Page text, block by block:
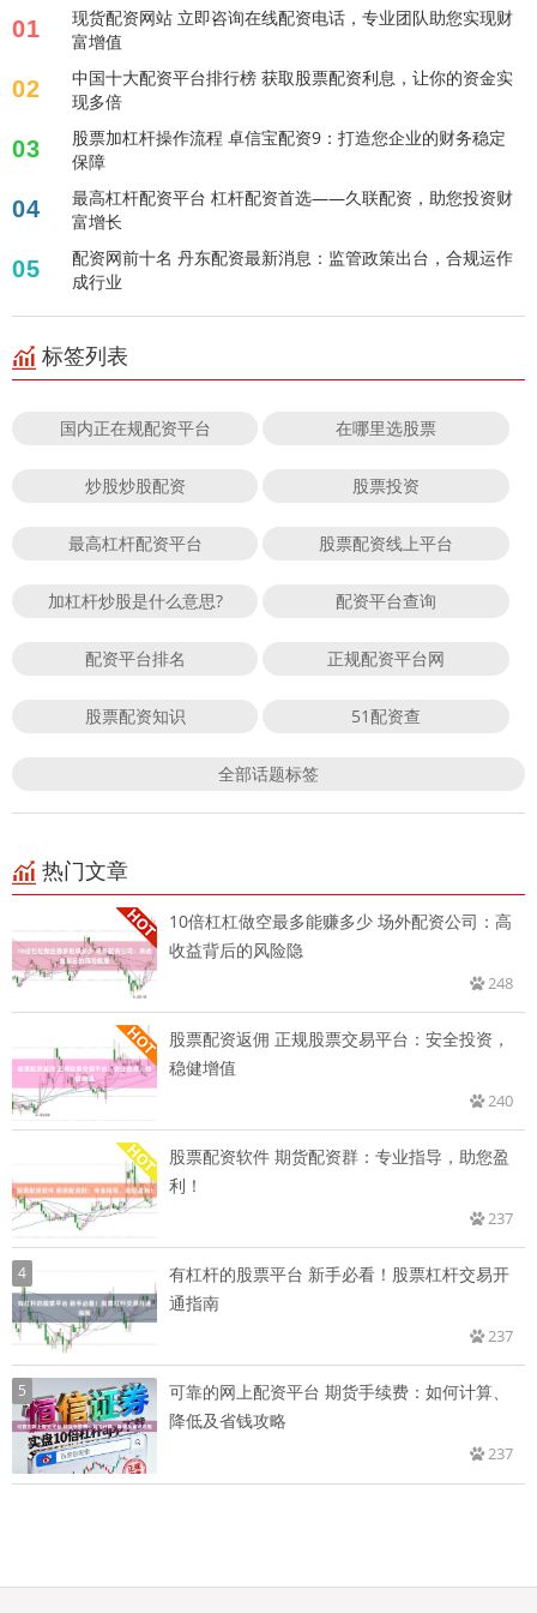
01
现货配资网站 立即咨询在线配资电话，专业团队助您实现财
富增值
02
中国十大配资平台排行榜 获取股票配资利息，让你的资金实
现多倍
03
股票加杠杆操作流程 卓信宝配资9：打造您企业的财务稳定
保障
04
最高杠杆配资平台 杠杆配资首选——久联配资，助您投资财
富增长
05
配资网前十名 丹东配资最新消息：监管政策出台，合规运作
成行业
标签列表
国内正在规配资平台 在哪里选股票
炒股炒股配资 股票投资
最高杠杆配资平台 股票配资线上平台
加杠杆炒股是什么意思? 配资平台查询
配资平台排名 正规配资平台网
股票配资知识 51配资查
全部话题标签
热门文章
10倍杠杠做空最多能赚多少 场外配资公司：高
收益背后的风险隐
248
股票配资返佣 正规股票交易平台：安全投资，
稳健增值
240
股票配资软件 期货配资群：专业指导，助您盈
利！
237
4
有杠杆的股票平台 新手必看！股票杠杆交易开
通指南
237
5
可靠的网上配资平台 期货手续费：如何计算、
降低及省钱攻略
237